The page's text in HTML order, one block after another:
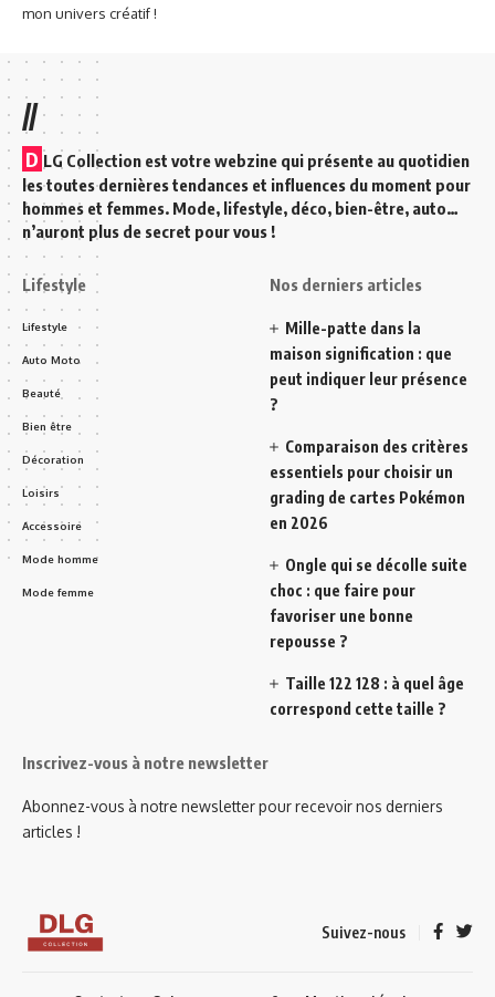
mon univers créatif !
//
D LG Collection est votre webzine qui présente au quotidien
les toutes dernières tendances et influences du moment pour
hommes et femmes. Mode, lifestyle, déco, bien-être, auto…
n’auront plus de secret pour vous !
Lifestyle
Lifestyle
Auto Moto
Beauté
Bien être
Décoration
Loisirs
Accessoire
Mode homme
Mode femme
Nos derniers articles
Mille-patte dans la
maison signification : que
peut indiquer leur présence
?
Comparaison des critères
essentiels pour choisir un
grading de cartes Pokémon
en 2026
Ongle qui se décolle suite
choc : que faire pour
favoriser une bonne
repousse ?
Taille 122 128 : à quel âge
correspond cette taille ?
Inscrivez-vous à notre newsletter
Abonnez-vous à notre newsletter pour recevoir nos derniers
articles !
Suivez-nous